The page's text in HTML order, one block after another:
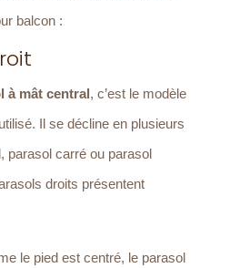
balcon :
à mât central, c’est le modèle
Il se décline en plusieurs
parasol carré ou parasol
droits présentent
le pied est centré, le parasol